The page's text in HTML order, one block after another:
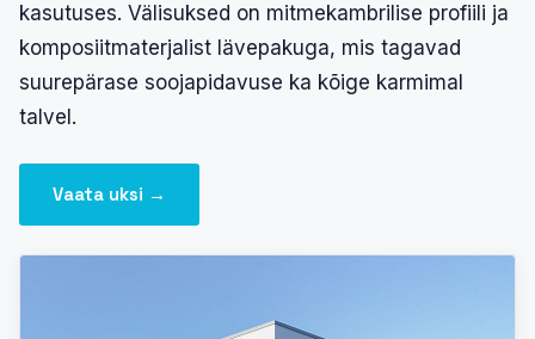
kasutuses. Välisuksed on mitmekambrilise profiili ja
komposiitmaterjalist lävepakuga, mis tagavad
suurepärase soojapidavuse ka kõige karmimal
talvel.
Vaata uksi →